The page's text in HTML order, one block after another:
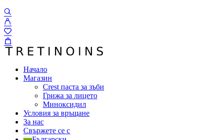
Начало
Магазин
Crest паста за зъби
Грижа за лицето
Миноксидил
Условия за връщане
За нас
Свържете се с